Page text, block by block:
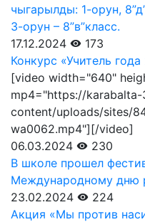
чыгарылды: 1-орун,
3-орун – 8”в”класс.
17.12.2024
173
Конкурс «Учитель
[video width="640"
mp4="https://
content/uploads/sites/
wa0062.mp4"][/video]
06.03.2024
230
В школе прошел
Международному дню
23.02.2024
224
Акция «Мы против